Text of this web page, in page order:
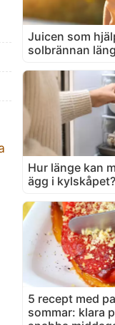
Juicen som
solbrännan
Hur länge kan
ägg i kylskåpet?
5 recept med
sommar: klara